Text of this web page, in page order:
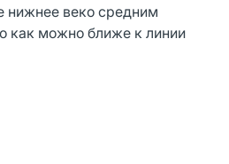
нижнее веко средним
как можно ближе к линии